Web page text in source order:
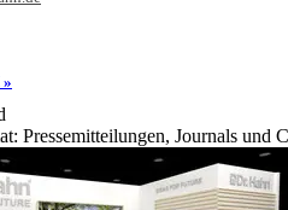
Pressemitteilungen, Journals und